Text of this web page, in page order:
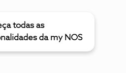
todas as
da my NOS